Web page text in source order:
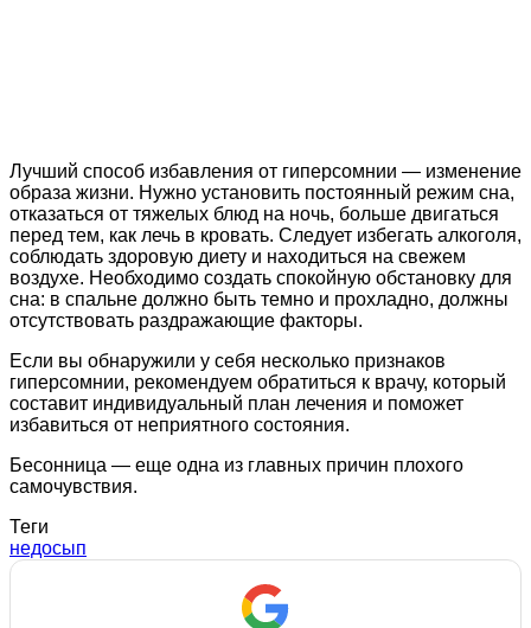
Лучший способ избавления от гиперсомнии — изменение
образа жизни. Нужно установить постоянный режим сна,
отказаться от тяжелых блюд на ночь, больше двигаться
перед тем, как лечь в кровать. Следует избегать алкоголя,
соблюдать здоровую диету и находиться на свежем
воздухе. Необходимо создать спокойную обстановку для
сна: в спальне должно быть темно и прохладно, должны
отсутствовать раздражающие факторы.
Если вы обнаружили у себя несколько признаков
гиперсомнии, рекомендуем обратиться к врачу, который
составит индивидуальный план лечения и поможет
избавиться от неприятного состояния.
Бесонница — еще одна из главных причин плохого
самочувствия.
Теги
недосып